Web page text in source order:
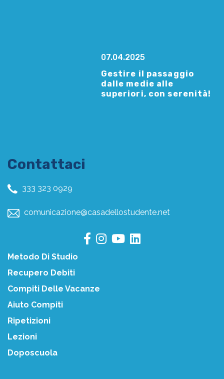
07.04.2025
Gestire il passaggio
dalle medie alle
superiori, con serenità!
Contattaci
333 323 0929
comunicazione@casadellostudente.net
Metodo Di Studio
Recupero Debiti
Compiti Delle Vacanze
Aiuto Compiti
Ripetizioni
Lezioni
Doposcuola